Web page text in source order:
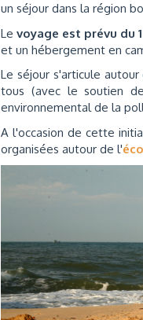
un séjour dans la région
Levoyage est prévu du
et un hébergement en
Le séjour s'articule autour
tous (avec le soutien
environnemental de la
A l'occasion de cette
organisées autour de l'